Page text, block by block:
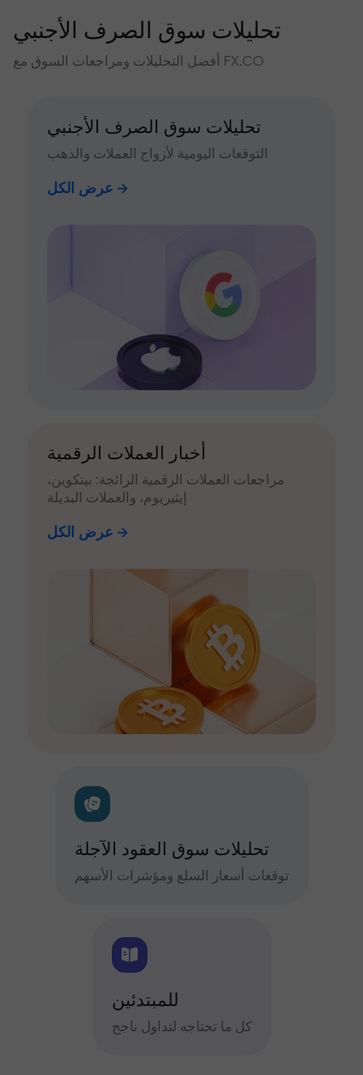
تحليلات سوق الصرف الأجنبي
أفضل التحليلات ومراجعات السوق مع FX.CO
تحليلات سوق الصرف الأجنبي
التوقعات اليومية لأزواج العملات والذهب
عرض الكل
أخبار العملات الرقمية
مراجعات العملات الرقمية الرائجة: بيتكوين،
إيثيريوم، والعملات البديلة
عرض الكل
تحليلات سوق العقود الآجلة
توقعات أسعار السلع ومؤشرات الأسهم
للمبتدئين
كل ما تحتاجه لتداول ناجح